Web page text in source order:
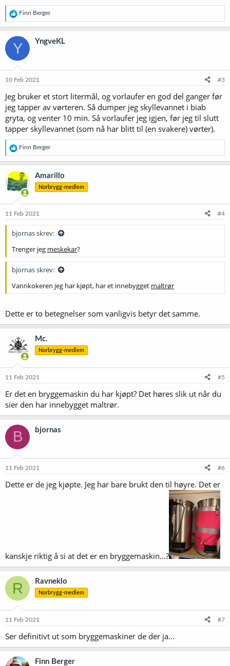
R
e
a
k
s
o
e
:
Finn Berger
Y YngveKL
10 Feb 2021 #3
Jeg bruker et stort litermål, og vorlaufer en god del ganger før
jeg tapper av vørteren. Så dumper jeg skyllevannet i biab
gryta, og venter 10 min. Så vorlaufer jeg igjen, før jeg til slutt
tapper skyllevannet (som nå har blitt til (en svakere) vørter).
R
e
a
k
s
j
o
e
Finn Berger
Amarillo
Norbrygg-medlem
11 Feb 2021 #4
bjornas skrev:
Trenger jeg meskekar?
bjornas skrev:
Vannkokeren jeg har kjøpt, har et innebygget maltrør
Dette er to betegnelser som vanligvis betyr det samme.
Mc.
Norbrygg-medlem
11 Feb 2021 #5
Er det en bryggemaskin du har kjøpt? Det høres slik ut når du
sier den har innebygget maltrør.
B bjornas
11 Feb 2021 #6
Dette er de jeg kjøpte. Jeg har bare brukt den til høyre. Det er
kanskje riktig å si at det er en bryggemaskin...?
R Ravneklo
Norbrygg-medlem
11 Feb 2021 #7
Ser definitivt ut som bryggemaskiner de der ja...
Finn Berger